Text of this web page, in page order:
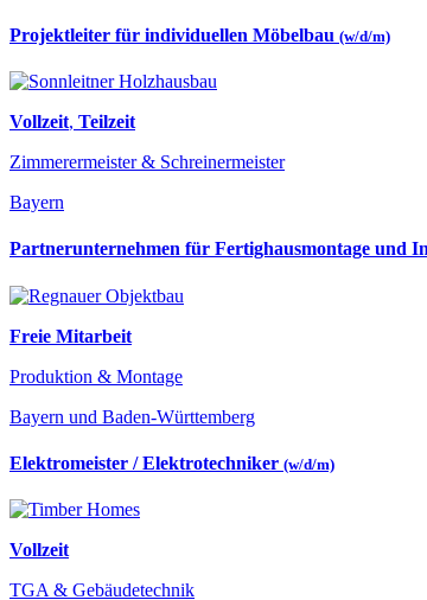
Projektleiter für individuellen Möbelbau (w/d/m)
Vollzeit, Teilzeit
Zimmerermeister & Schreinermeister
Bayern
Partnerunternehmen für Fertighausmontage und
Freie Mitarbeit
Produktion & Montage
Bayern und Baden-Württemberg
Elektromeister / Elektrotechniker (w/d/m)
Vollzeit
TGA & Gebäudetechnik